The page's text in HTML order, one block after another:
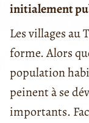
initialement
Les villages au
forme. Alors
population
peinent à se
importants.